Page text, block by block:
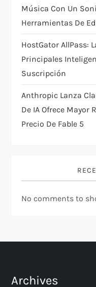
Música Con Un
Herramientas De
HostGator AllPass:
Principales
Suscripción
Anthropic Lanza
De IA Ofrece Mayor
Precio De Fable 5
No comments to
Archives